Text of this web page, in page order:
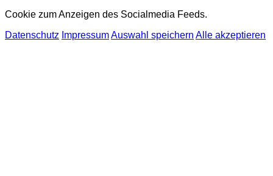
Cookie zum Anzeigen des Socialmedia Feeds.
Datenschutz ImpressumAuswahl speichern Alle akzeptieren